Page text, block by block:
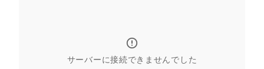
サーバーに接続できませんでした